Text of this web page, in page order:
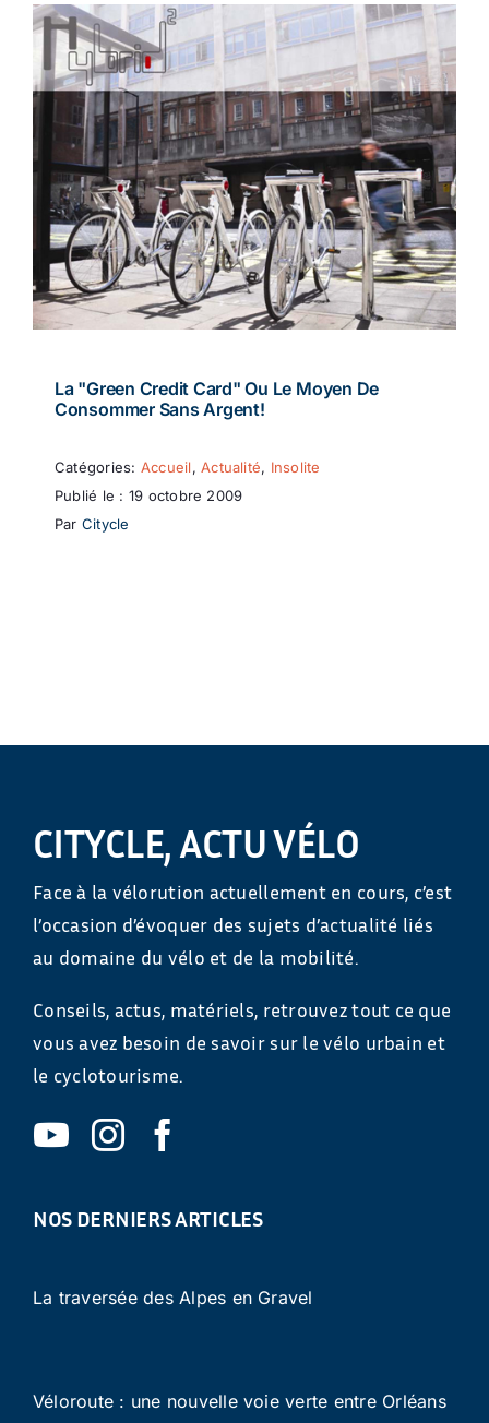
La "green Credit Card" Ou Le Moyen De
Consommer Sans Argent!
Catégories: Accueil,Actualité, Insolite
Publié le : 19 octobre 2009
Par Citycle
CITYCLE, ACTU VÉLO
Face à la vélorution actuellement en cours, c’est
l’occasion d’évoquer des sujets d’actualité liés
au domaine du vélo et de la mobilité.
Conseils, actus, matériels, retrouvez tout ce que
vous avez besoin de savoir sur le vélo urbain et
le cyclotourisme.
NOS DERNIERS ARTICLES
La traversée des Alpes en Gravel
Véloroute : une nouvelle voie verte entre Orléans